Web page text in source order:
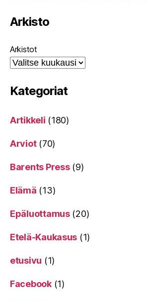
Arkisto
Arkistot
Kategoriat
Artikkeli (180)
Arviot(70)
Barents Press(9)
Elämä (13)
Epäluottamus(20)
Etelä-Kaukasus (1)
etusivu (1)
Facebook(1)